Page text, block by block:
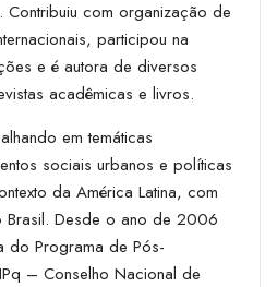
com organização de
participou na
e é autora de diversos
acadêmicas e livros.
em temáticas
sociais urbanos e políticas
da América Latina, com
Brasil. Desde o ano de 2006
do Programa de Pós-
– Conselho Nacional de